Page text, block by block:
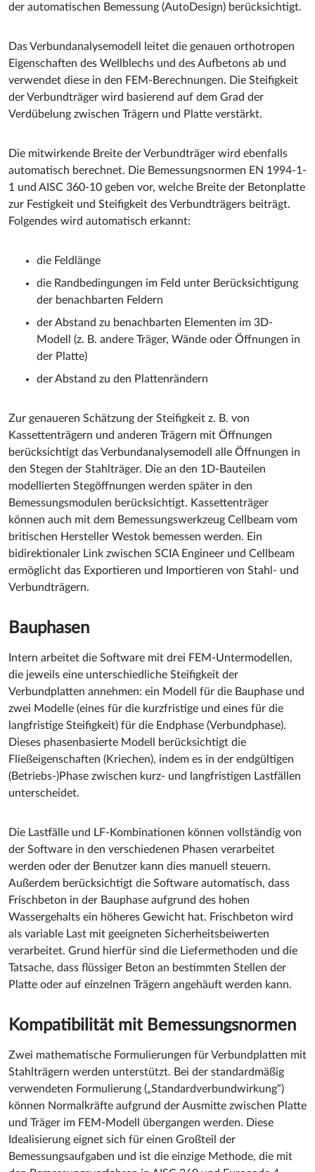
der automatischen Bemessung (AutoDesign) berücksichtigt.
Das Verbundanalysemodell leitet die genauen orthotropen
Eigenschaften des Wellblechs und des Aufbetons ab und
verwendet diese in den FEM-Berechnungen. Die Steifigkeit
der Verbundträger wird basierend auf dem Grad der
Verdübelung zwischen Trägern und Platte verstärkt.
Die mitwirkende Breite der Verbundträger wird ebenfalls
automatisch berechnet. Die Bemessungsnormen EN 1994-1-
1 und AISC 360-10 geben vor, welche Breite der Betonplatte
zur Festigkeit und Steifigkeit des Verbundträgers beiträgt.
Folgendes wird automatisch erkannt:
die Feldlänge
die Randbedingungen im Feld unter Berücksichtigung
der benachbarten Feldern
der Abstand zu benachbarten Elementen im 3D-
Modell (z. B. andere Träger, Wände oder Öffnungen in
der Platte)
der Abstand zu den Plattenrändern
Zur genaueren Schätzung der Steifigkeit z. B. von
Kassettenträgern und anderen Trägern mit Öffnungen
berücksichtigt das Verbundanalysemodell alle Öffnungen in
den Stegen der Stahlträger. Die an den 1D-Bauteilen
modellierten Stegöffnungen werden später in den
Bemessungsmodulen berücksichtigt. Kassettenträger
können auch mit dem Bemessungswerkzeug Cellbeam vom
britischen Hersteller Westok bemessen werden. Ein
bidirektionaler Link zwischen SCIA Engineer und Cellbeam
ermöglicht das Exportieren und Importieren von Stahl- und
Verbundträgern.
Bauphasen
Intern arbeitet die Software mit drei FEM-Untermodellen,
die jeweils eine unterschiedliche Steifigkeit der
Verbundplatten annehmen: ein Modell für die Bauphase und
zwei Modelle (eines für die kurzfristige und eines für die
langfristige Steifigkeit) für die Endphase (Verbundphase).
Dieses phasenbasierte Modell berücksichtigt die
Fließeigenschaften (Kriechen), indem es in der endgültigen
(Betriebs-)Phase zwischen kurz- und langfristigen Lastfällen
unterscheidet.
Die Lastfälle und LF-Kombinationen können vollständig von
der Software in den verschiedenen Phasen verarbeitet
werden oder der Benutzer kann dies manuell steuern.
Außerdem berücksichtigt die Software automatisch, dass
Frischbeton in der Bauphase aufgrund des hohen
Wassergehalts ein höheres Gewicht hat. Frischbeton wird
als variable Last mit geeigneten Sicherheitsbeiwerten
verarbeitet. Grund hierfür sind die Liefermethoden und die
Tatsache, dass flüssiger Beton an bestimmten Stellen der
Platte oder auf einzelnen Trägern angehäuft werden kann.
Kompatibilität mit Bemessungsnormen
Zwei mathematische Formulierungen für Verbundplatten mit
Stahlträgern werden unterstützt. Bei der standardmäßig
verwendeten Formulierung („Standardverbundwirkung“)
können Normalkräfte aufgrund der Ausmitte zwischen Platte
und Träger im FEM-Modell übergangen werden. Diese
Idealisierung eignet sich für einen Großteil der
Bemessungsaufgaben und ist die einzige Methode, die mit